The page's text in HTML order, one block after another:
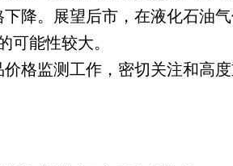
降。展望后市，在液化石油
可能性较大。
监测工作，密切关注和高